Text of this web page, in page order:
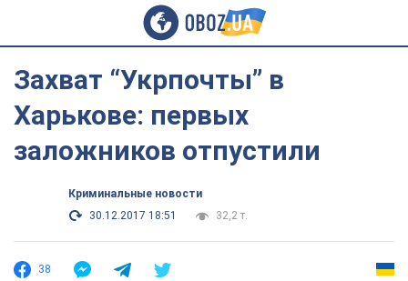
Захват “Укрпочты” в
Харькове: первых
заложников отпустили
Криминальные новости
30.12.2017 18:51
32,2 т.
38